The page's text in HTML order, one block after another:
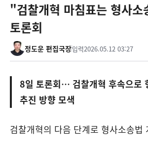
"검찰개혁 마침표는 형사
토론회
정도운 편집국장입력2026.05.12 03:27
8일 토론회… 검찰개혁 후속으로
추진 방향 모색
검찰개혁의 다음 단계로 형사소송법